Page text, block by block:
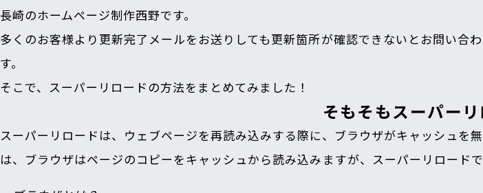
長崎のホームページ制作西野です。
多くのお客様より更新完了メールをお送りしても更新箇所が確認できないとお問い合
す。
そこで、スーパーリロードの方法をまとめてみました！
そもそもスーパー
スーパーリロードは、ウェブページを再読み込みする際に、ブラウザがキャッシュ
は、ブラウザはページのコピーをキャッシュから読み込みますが、スーパーリロード